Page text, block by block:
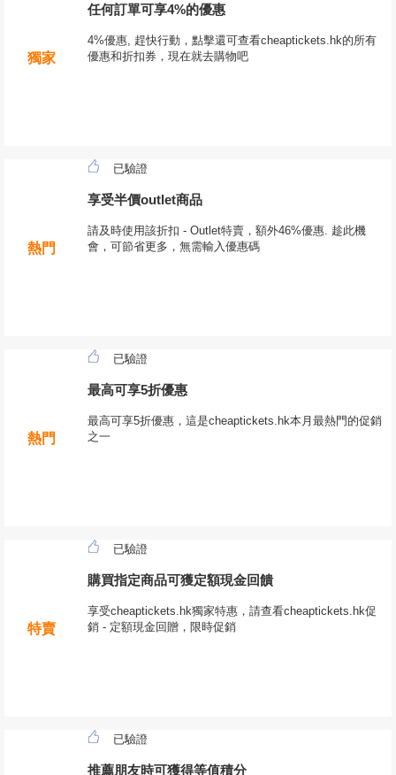
獨家
任何訂單可享4%的優惠
4%優惠, 趕快行動，點擊還可查看cheaptickets.hk的所有
優惠和折扣券，現在就去購物吧
熱門
已驗證
享受半價outlet商品
請及時使用該折扣 - Outlet特賣，額外46%優惠. 趁此機
會，可節省更多，無需輸入優惠碼
熱門
已驗證
最高可享5折優惠
最高可享5折優惠，這是cheaptickets.hk本月最熱門的促銷
之一
特賣
已驗證
購買指定商品可獲定額現金回饋
享受cheaptickets.hk獨家特惠，請查看cheaptickets.hk促
銷 - 定額現金回贈，限時促銷
已驗證
推薦朋友時可獲得等值積分